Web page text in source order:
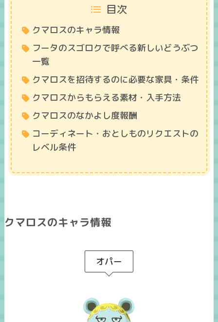
目次
クマロスのキャラ情報
フータのスゴロクで呼べる新しいどうぶつ
一覧
クマロスを招待するのに必要な家具・条件
クマロスからもらえる素材・入手方法
クマロスのなかよし度報酬
コーディネート・おとしものリクエストの
レベル条件
クマロスのキャラ情報
オパー